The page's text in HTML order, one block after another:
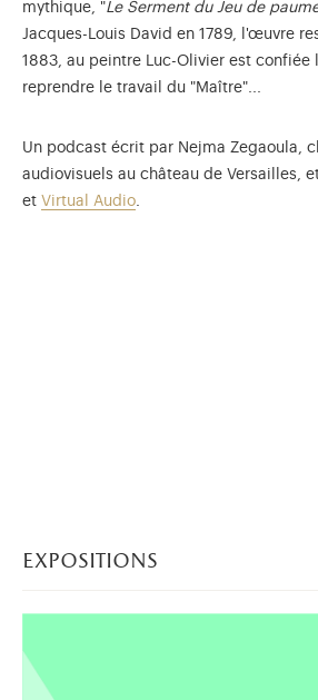
mythique, "Le Serment du Jeu de
Jacques-Louis David en 1789, l'œuvre
1883, au peintre Luc-Olivier est confiée
reprendre le travail du "Maître"...
Un podcast écrit par Nejma Zegaoula,
audiovisuels au château de Versailles,
et Virtual Audio
expositions